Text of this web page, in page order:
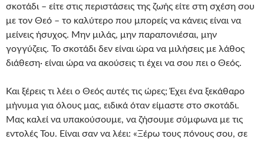
σκοτάδι – είτε στις περιστάσεις της ζωής είτε στη σχέση σου
με τον Θεό – το καλύτερο που μπορείς να κάνεις είναι να
μείνεις ήσυχος. Μην μιλάς, μην παραπονιέσαι, μην
γογγύζεις. Το σκοτάδι δεν είναι ώρα να μιλήσεις με λάθος
διάθεση· είναι ώρα να ακούσεις τι έχει να σου πει ο Θεός.
Και ξέρεις τι λέει ο Θεός αυτές τις ώρες; Έχει ένα ξεκάθαρο
μήνυμα για όλους μας, ειδικά όταν είμαστε στο σκοτάδι.
Μας καλεί να υπακούσουμε, να ζήσουμε σύμφωνα με τις
εντολές Του. Είναι σαν να λέει: «Ξέρω τους πόνους σου, σε